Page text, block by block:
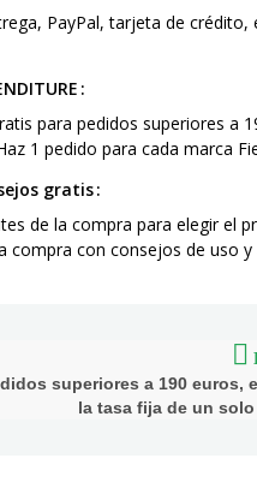
PayPal, tarjeta de
para pedidos superiores a
1 pedido para cada marca
gratis
de la compra para elegir el
compra con consejos de uso
superiores a 190 euros,
la tasa fija de un